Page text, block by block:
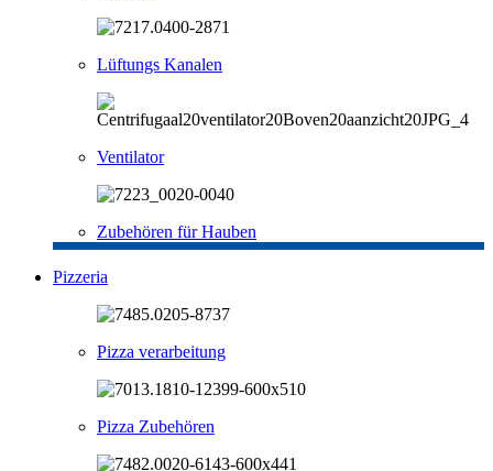
Lüftungs Kanalen
Ventilator
Zubehören für Hauben
Pizzeria
Pizza verarbeitung
Pizza Zubehören